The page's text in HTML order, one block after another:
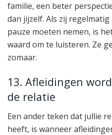
familie, een beter
dan jijzelf. Als zij
pauze moeten nemen, is
waard om te luisteren. Ze
zomaar.
13. Afleidingen
de relatie
Een ander teken dat jullie
heeft, is wanneer